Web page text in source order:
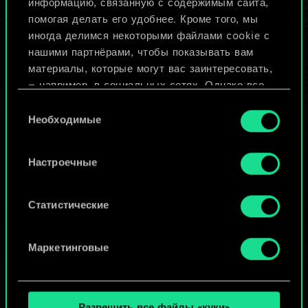
информацию, связанную с содержимым сайта,
помогая делать его удобнее. Кроме того, мы
иногда делимся некоторыми файлами cookie с
нашими партнёрами, чтобы показывать вам
материалы, которые могут вас заинтересовать,
— например, в социальных сетях. Однако все
разрешения.
Найти подробную информацию о том, как мы
используем ваши файлы cookie, и изменить
«Настройки» ниже.
согласия
Необходимые
Настроечные
Статистические
Маркетинговые
Изменить колоду
ИЛИ
Просмотреть колоды